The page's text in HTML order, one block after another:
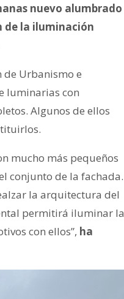
nuevo alumbrado
de la iluminación
de Urbanismo e
luminarias con
Algunos de ellos
mucho más pequeños
conjunto de la fachada.
la arquitectura del
permitirá iluminar la
con ellos”, ha